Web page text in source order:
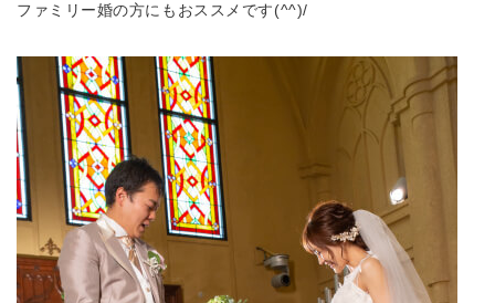
ファミリー婚の方にもおススメです(^^)/